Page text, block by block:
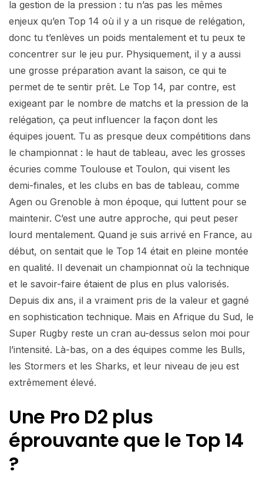
la gestion de la pression : tu n’as pas les mêmes
enjeux qu’en Top 14 où il y a un risque de relégation,
donc tu t’enlèves un poids mentalement et tu peux te
concentrer sur le jeu pur. Physiquement, il y a aussi
une grosse préparation avant la saison, ce qui te
permet de te sentir prêt. Le Top 14, par contre, est
exigeant par le nombre de matchs et la pression de la
relégation, ça peut influencer la façon dont les
équipes jouent. Tu as presque deux compétitions dans
le championnat : le haut de tableau, avec les grosses
écuries comme Toulouse et Toulon, qui visent les
demi-finales, et les clubs en bas de tableau, comme
Agen ou Grenoble à mon époque, qui luttent pour se
maintenir. C’est une autre approche, qui peut peser
lourd mentalement. Quand je suis arrivé en France, au
début, on sentait que le Top 14 était en pleine montée
en qualité. Il devenait un championnat où la technique
et le savoir-faire étaient de plus en plus valorisés.
Depuis dix ans, il a vraiment pris de la valeur et gagné
en sophistication technique. Mais en Afrique du Sud, le
Super Rugby reste un cran au-dessus selon moi pour
l’intensité. Là-bas, on a des équipes comme les Bulls,
les Stormers et les Sharks, et leur niveau de jeu est
extrêmement élevé.
Une Pro D2 plus
éprouvante que le Top 14
?